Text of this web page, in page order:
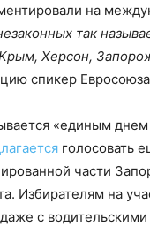
на
так
Херсон,
спикер
«единым
голосовать
части
Избирателям на
с